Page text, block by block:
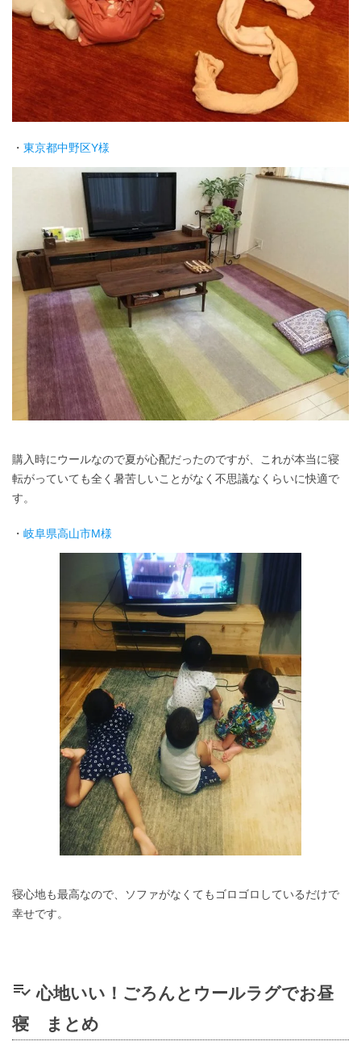
・ 東京都中野区Y様
購入時にウールなので夏が心配だったのですが、これが本当に寝
転がっていても全く暑苦しいことがなく不思議なくらいに快適で
す。
・ 岐阜県高山市M様
寝心地も最高なので、ソファがなくてもゴロゴロしているだけで
幸せです。
playlist_add_check 心地いい！ごろんとウールラグでお昼
寝 まとめ